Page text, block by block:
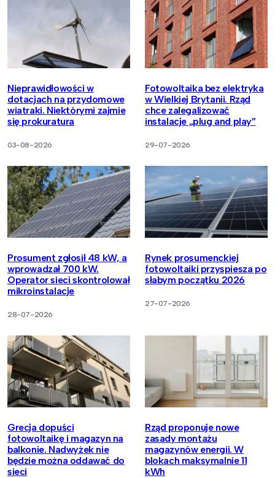
Nieprawidłowości w
dotacjach na przydomowe
wiatraki. Niektórymi zajmie
się prokuratura
03-08-2026
Fotowoltaika bez elektryka
w Wielkiej Brytanii. Rząd
chce zalegalizować
instalacje „plug and play”
29-07-2026
Prosument zgłosił 48 kW, a
wprowadzał 700 kW.
Operator sieci skontrolował
mikroinstalacje
28-07-2026
Rynek prosumenckiej
fotowoltaiki przyspiesza po
słabym początku 2026
27-07-2026
Grecja dopuści
fotowoltaikę i magazyn na
balkonie. Nadwyżek nie
będzie można oddawać do
sieci
Rząd proponuje nowe
zasady montażu
magazynów energii. W
blokach maksymalnie 11
kWh